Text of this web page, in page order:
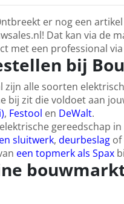
er nog een
Dat kan via de
met een professional
bij
zijn alle soorten
bij zit die voldoet aan
, Festool en DeWalt.
gereedschap
sluitwerk, deurbeslagof
een topmerk als Spax